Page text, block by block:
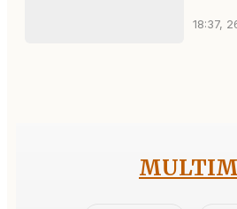
18:37,